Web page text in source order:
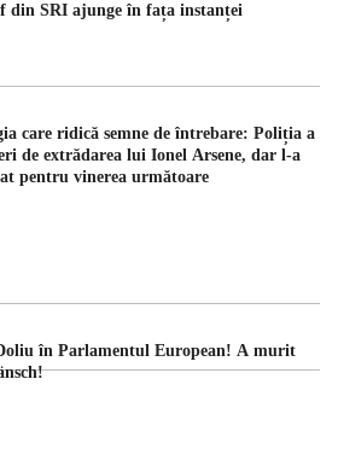
din SRI ajunge în fața instanței
care ridică semne de întrebare: Poliția a
de extrădarea lui Ionel Arsene, dar l-a
pentru vinerea următoare
în Parlamentul European! A murit